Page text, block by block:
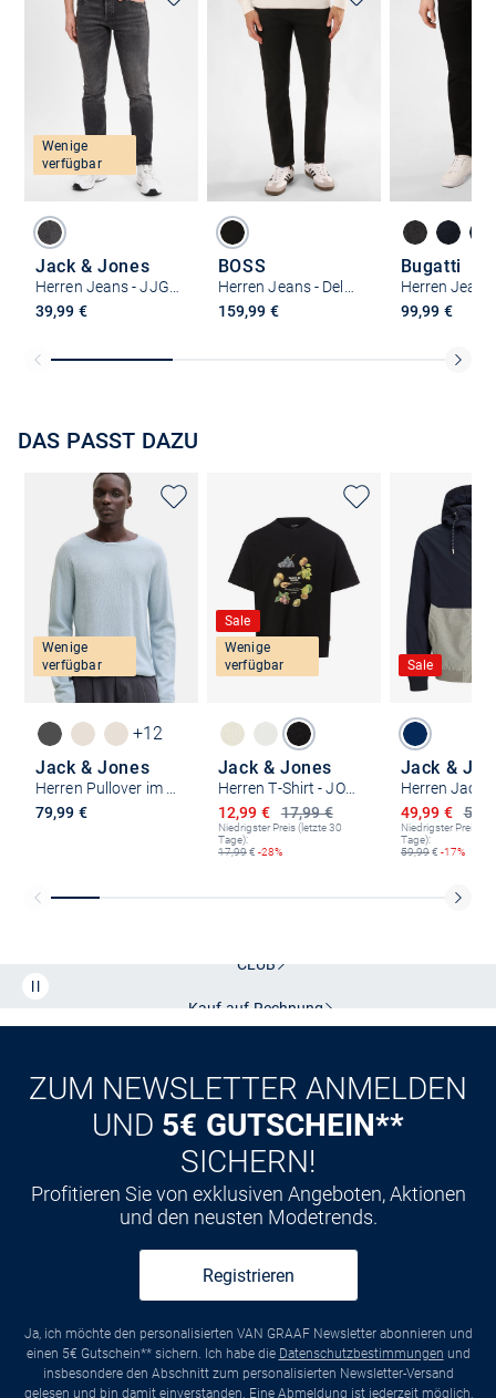
Wenige
verfügbar
Jack & Jones
39,99 €
BOSS
159,99 €
Bugatti
Herren Jeans
99,99 €
DAS PASST DAZU
Wenige
verfügbar
+12
Jack & Jones
79,99 €
Sale
Wenige
verfügbar
Jack & Jones
Herren T-Shirt - JORmaine
17,99 €
Ermäßigter Preis
12,99 €
Niedrigster Preis (letzte 30
Tage):
17,99€ -28%
Sale
Jack &
Herren Jacke
Ermäßigter
49,99 €
Niedrigster Preis
Tage):
59,99€ -17%
CLUB
Kauf auf Rechnung
ZUM NEWSLETTER ANMELDEN
UND 5€ GUTSCHEIN**
SICHERN!
Profitieren Sie von exklusiven Angeboten, Aktionen
und den neusten Modetrends.
Registrieren
Ja, ich möchte den personalisierten VAN GRAAF Newsletter abonnieren und
einen 5€ Gutschein** sichern. Ich habe die Datenschutzbestimmungen und
insbesondere den Abschnitt zum personalisierten Newsletter-Versand
gelesen und bin damit einverstanden. Eine Abmeldung ist jederzeit möglich,